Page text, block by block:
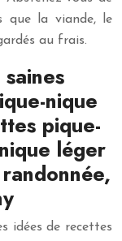
que la viande, le
au frais.
nique
pique-
léger
idées de recettes